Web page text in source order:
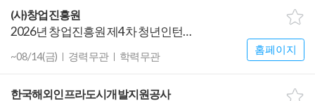
(사)창업진흥원
2026년 창업진흥원 제4차 청년인턴(장애) 채용 공고
~08/14(금) 경력무관 학력무관
홈페이지
한국해외인프라도시개발지원공사